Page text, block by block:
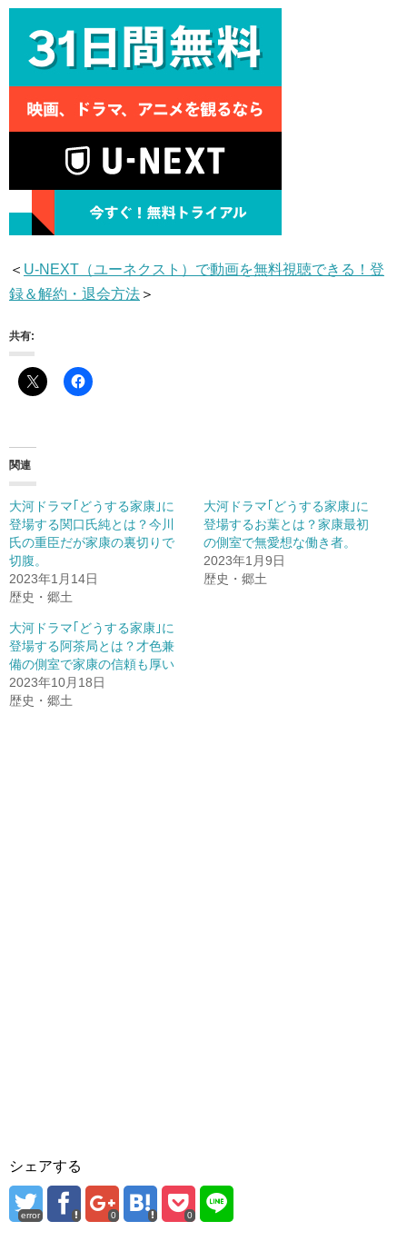
＜ U-NEXT（ユーネクスト）で動画を無料視聴できる！登
録＆解約・退会方法 ＞
共有:
関連
大河ドラマ｢どうする家康｣に
登場する関口氏純とは？今川
氏の重臣だが家康の裏切りで
切腹。
2023年1月14日
歴史・郷土
大河ドラマ｢どうする家康｣に
登場するお葉とは？家康最初
の側室で無愛想な働き者。
2023年1月9日
歴史・郷土
大河ドラマ｢どうする家康｣に
登場する阿茶局とは？才色兼
備の側室で家康の信頼も厚い
2023年10月18日
歴史・郷土
シェアする
error 0 0